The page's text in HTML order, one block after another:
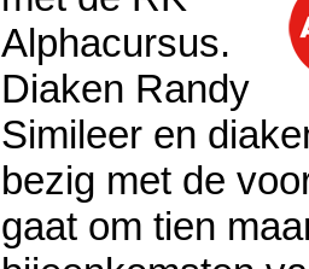
Alphacursus.
Diaken Randy
Simileer en
bezig met de
gaat om tien